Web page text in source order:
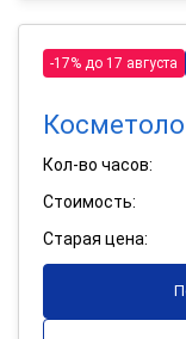
-17% до 17 августа
Кол-во часов:
Стоимость:
Старая цена: